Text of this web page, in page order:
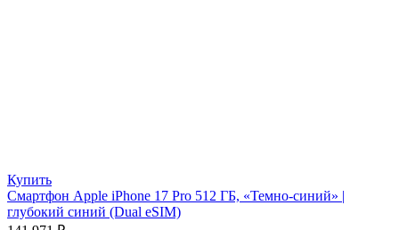
Купить
Смартфон Apple iPhone 17 Pro 512 ГБ, «Темно-синий» |
глубокий синий (Dual eSIM)